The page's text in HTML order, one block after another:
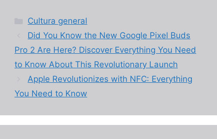
Categorías
Cultura general
Did You Know the New Google Pixel Buds
Pro 2 Are Here? Discover Everything You Need
to Know About This Revolutionary Launch
Apple Revolutionizes with NFC: Everything
You Need to Know